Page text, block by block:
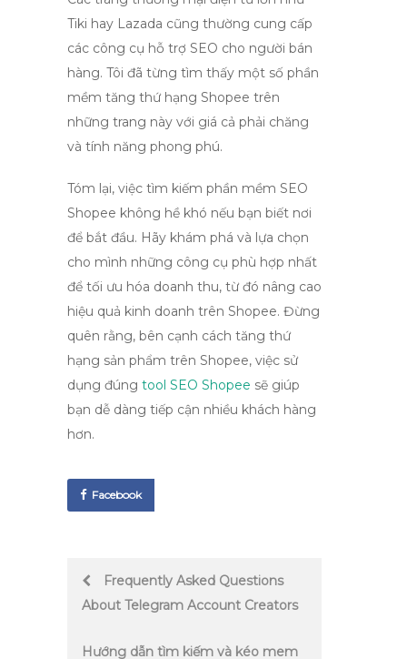
Tiki hay Lazada cũng thường cung cấp
các công cụ hỗ trợ SEO cho người bán
hàng. Tôi đã từng tìm thấy một số phần
mềm tăng thứ hạng Shopee trên
những trang này với giá cả phải chăng
và tính năng phong phú.
Tóm lại, việc tìm kiếm phần mềm SEO
Shopee không hề khó nếu bạn biết nơi
để bắt đầu. Hãy khám phá và lựa chọn
cho mình những công cụ phù hợp nhất
để tối ưu hóa doanh thu, từ đó nâng cao
hiệu quả kinh doanh trên Shopee. Đừng
quên rằng, bên cạnh cách tăng thứ
hạng sản phẩm trên Shopee, việc sử
dụng đúng tool SEO Shopee sẽ giúp
bạn dễ dàng tiếp cận nhiều khách hàng
hơn.
Facebook
PostFrequently Asked Questions
About Telegram Account Creators
Hướng dẫn tìm kiếm và kéo mem